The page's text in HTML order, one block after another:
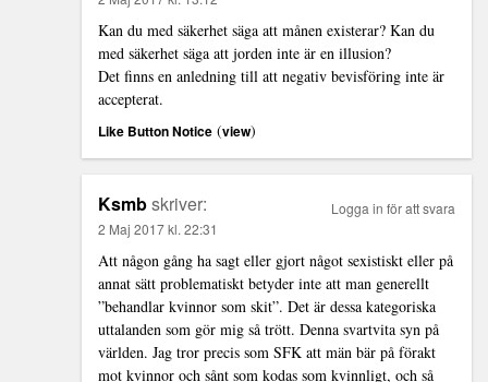
Kan du med säkerhet säga att månen existerar? Kan du
med säkerhet säga att jorden inte är en illusion?
Det finns en anledning till att negativ bevisföring inte är
accepterat.
Like Button Notice (view)
Ksmbskriver:
2 Maj 2017 kl. 22:31
Att någon gång ha sagt eller gjort något sexistiskt eller på
annat sätt problematiskt betyder inte att man generellt
”behandlar kvinnor som skit”. Det är dessa kategoriska
uttalanden som gör mig så trött. Denna svartvita syn på
världen. Jag tror precis som SFK att män bär på förakt
mot kvinnor och sånt som kodas som kvinnligt, och så
Logga in för att svara